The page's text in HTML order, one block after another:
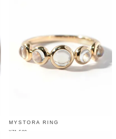
MYSTORA RING
¥71,500